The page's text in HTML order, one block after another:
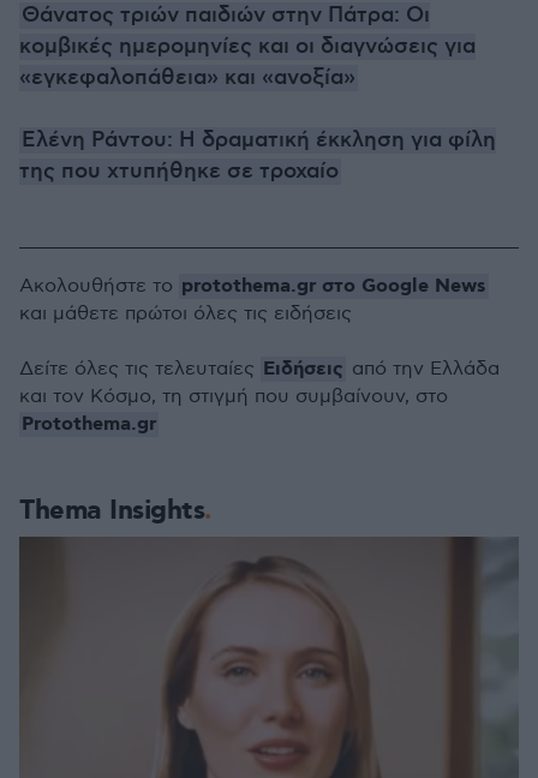
Θάνατος τριών παιδιών στην Πάτρα: Οι
κομβικές ημερομηνίες και οι διαγνώσεις για
«εγκεφαλοπάθεια» και «ανοξία»
Ελένη Ράντου: Η δραματική έκκληση για φίλη
της που χτυπήθηκε σε τροχαίο
Thema Insights
Ακολουθήστε το protothema.gr στο Google News
και μάθετε πρώτοι όλες τις ειδήσεις
Δείτε όλες τις τελευταίες Ειδήσεις από την Ελλάδα
και τον Κόσμο, τη στιγμή που συμβαίνουν, στο
Protothema.gr